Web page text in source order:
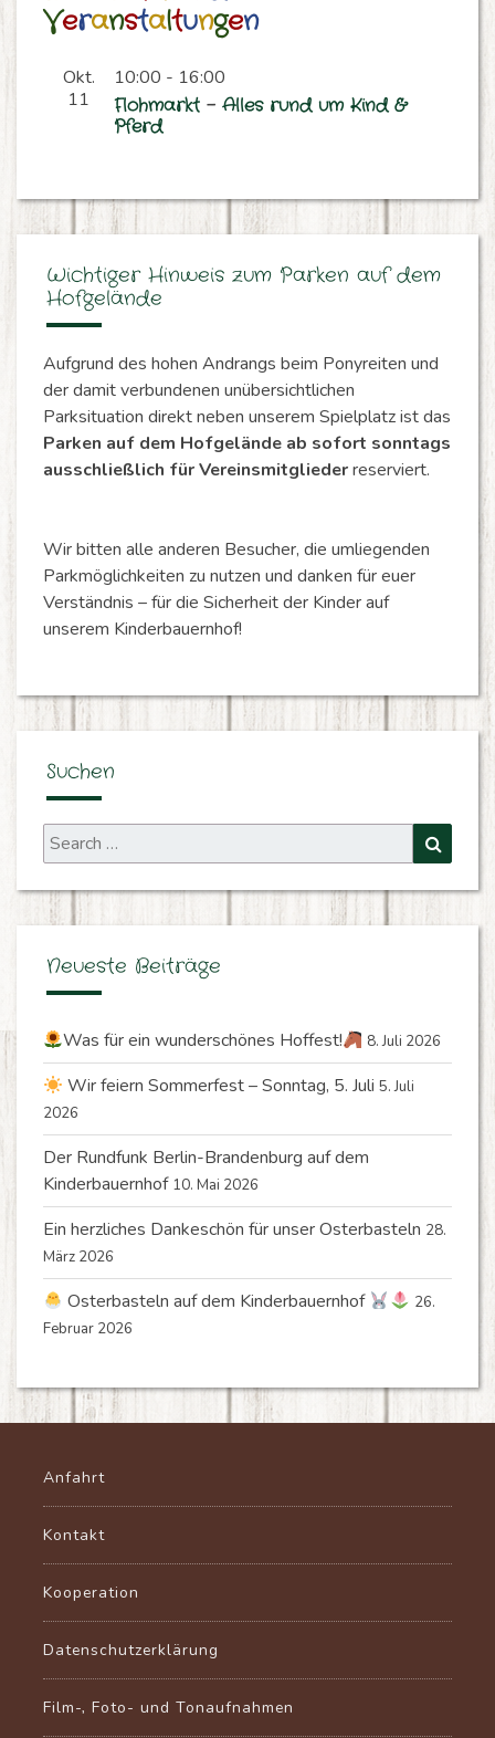
Veranstaltungen
Okt.
11
10:00 - 16:00
Flohmarkt – Alles rund um Kind &
Pferd
Wichtiger Hinweis zum Parken auf dem
Hofgelände
Aufgrund des hohen Andrangs beim Ponyreiten und
der damit verbundenen unübersichtlichen
Parksituation direkt neben unserem Spielplatz ist das
Parken auf dem Hofgelände ab sofort sonntags
ausschließlich für Vereinsmitgliederreserviert.
Wir bitten alle anderen Besucher, die umliegenden
Parkmöglichkeiten zu nutzen und danken für euer
Verständnis – für die Sicherheit der Kinder auf
unserem Kinderbauernhof!
Suchen
Search
for:
Neueste Beiträge
Was für ein wunderschönes Hoffest! 8. Juli 2026
Wir feiern Sommerfest – Sonntag, 5. Juli 5. Juli
2026
Der Rundfunk Berlin-Brandenburg auf dem
Kinderbauernhof 10. Mai 2026
Ein herzliches Dankeschön für unser Osterbasteln 28.
März 2026
Osterbasteln auf dem Kinderbauernhof
26.
Februar 2026
Anfahrt
Kontakt
Kooperation
Datenschutzerklärung
Film-, Foto- und Tonaufnahmen